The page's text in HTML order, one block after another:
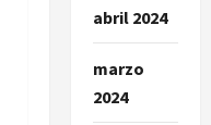
abril 2024
marzo
2024